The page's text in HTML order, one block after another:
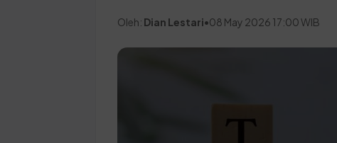
Oleh: Dian Lestari•08 May 2026 17:00 WIB